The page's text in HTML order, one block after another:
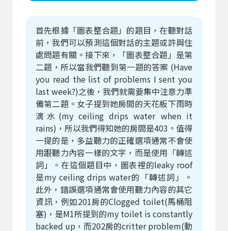
首先根據「圖表整合題」的題目，在聽對話
前，我們可以預測這個對話的主題或許與住
處問題有關。接下來，「圖表整合題」是第
二題，所以當我們聽到第一題的答案 (Have
you read the list of problems I sent you
last week?)之後，我們就需要集中注意力準
備第二題。女子提到她房間的天花板下雨時
滴水(my ceiling drips water when it
rains)，所以我們得知她的房間是403。值得
一提的是，多益聽力的正確選項通常不會使
用跟聽力內容一樣的文字，而是使用「轉述
詞」。在這個題目中，圖表裡的leaky roof
是my ceiling drips water的「轉述詞」。
此外，錯誤選項通常會使用聽力內容的其它
資訊，例如201房的Clogged toilet(馬桶阻
塞)，是M1所提到的my toilet is constantly
backed up，而202房的critter problem(動